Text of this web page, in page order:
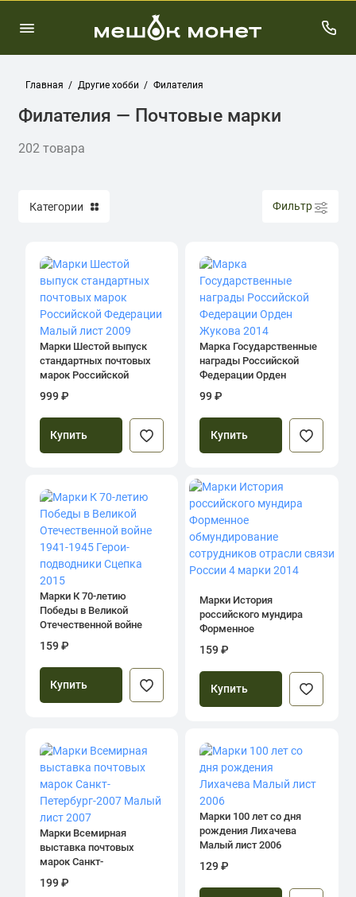
Главная Другие хобби Филателия
Филателия — Почтовые марки
202 товара
Категории Фильтр
Марки Шестой выпуск
стандартных почтовых
марок Российской
Федерации Малый лист
2009
999 ₽
Купить
Марка Государственные
награды Российской
Федерации Орден
Жукова 2014
99 ₽
Купить
Марки К 70-летию
Победы в Великой
Отечественной войне
1941-1945 Герои-
подводники Сцепка 2015
159 ₽
Купить
Марки История
российского мундира
Форменное
сотрудников отрасли
связи России 4 марки
2014
159 ₽
Купить
Марки Всемирная
выставка почтовых
марок Санкт-
лист 2007
199 ₽
Марки 100 лет со дня
рождения Лихачева
Малый лист 2006
129 ₽